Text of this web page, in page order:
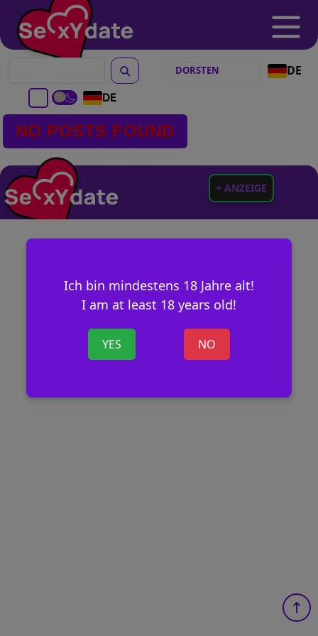
DE
DE
Ich bin mindestens 18 Jahre alt!
I am at least 18 years old!
YES NO
NO POSTS FOUND
+ ANZEIGE